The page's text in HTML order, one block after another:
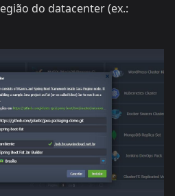
do datacenter (ex.: